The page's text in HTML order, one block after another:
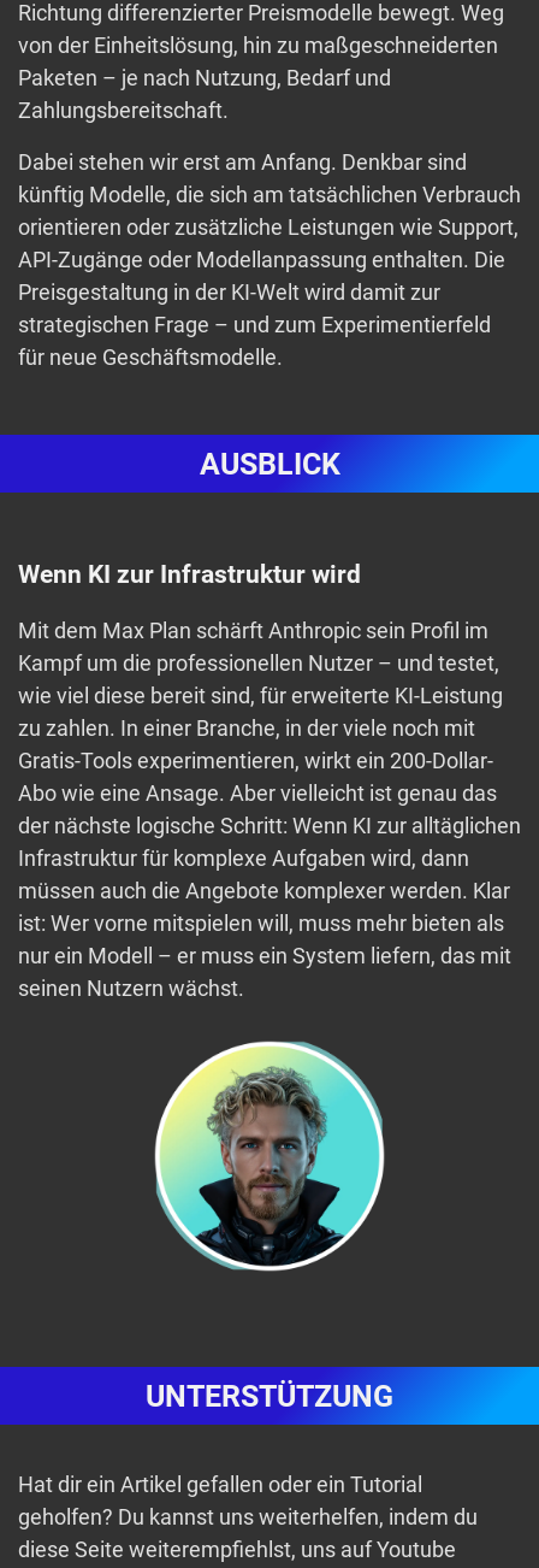
Richtung differenzierter Preismodelle bewegt. Weg
von der Einheitslösung, hin zu maßgeschneiderten
Paketen – je nach Nutzung, Bedarf und
Zahlungsbereitschaft.
Dabei stehen wir erst am Anfang. Denkbar sind
künftig Modelle, die sich am tatsächlichen Verbrauch
orientieren oder zusätzliche Leistungen wie Support,
API-Zugänge oder Modellanpassung enthalten. Die
Preisgestaltung in der KI-Welt wird damit zur
strategischen Frage – und zum Experimentierfeld
für neue Geschäftsmodelle.
AUSBLICK
Wenn KI zur Infrastruktur wird
Mit dem Max Plan schärft Anthropic sein Profil im
Kampf um die professionellen Nutzer – und testet,
wie viel diese bereit sind, für erweiterte KI-Leistung
zu zahlen. In einer Branche, in der viele noch mit
Gratis-Tools experimentieren, wirkt ein 200-Dollar-
Abo wie eine Ansage. Aber vielleicht ist genau das
der nächste logische Schritt: Wenn KI zur alltäglichen
Infrastruktur für komplexe Aufgaben wird, dann
müssen auch die Angebote komplexer werden. Klar
ist: Wer vorne mitspielen will, muss mehr bieten als
nur ein Modell – er muss ein System liefern, das mit
seinen Nutzern wächst.
UNTERSTÜTZUNG
Hat dir ein Artikel gefallen oder ein Tutorial
geholfen? Du kannst uns weiterhelfen, indem du
diese Seite weiterempfiehlst, uns auf Youtube